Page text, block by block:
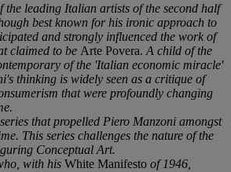
the leading Italian artists of the second half
best known for his ironic approach to
and strongly influenced the work of
claimed to be Arte Povera. A child of the
of the 'Italian economic miracle'
thinking is widely seen as a critique of
that were profoundly changing
that propelled Piero Manzoni amongst
This series challenges the nature of the
Conceptual Art.
with his White Manifesto of 1946,